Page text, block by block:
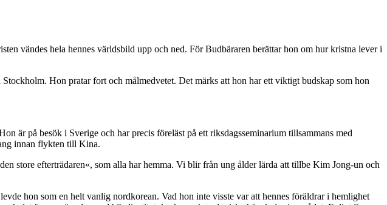
vändes hela hennes världsbild upp och ned. För Budbäraren berättar hon om hur kristna lever i
Hon pratar fort och målmedvetet. Det märks att hon har ett viktigt budskap som hon
är på besök i Sverige och har precis föreläst på ett riksdagsseminarium tillsammans med
innan flykten till Kina.
store efterträdaren«, som alla har hemma. Vi blir från ung ålder lärda att tillbe Kim Jong-un och
hon som en helt vanlig nordkorean. Vad hon inte visste var att hennes föräldrar i hemlighet